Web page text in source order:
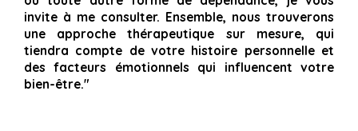
invite à me consulter. Ensemble, nous trouverons
une approche thérapeutique sur mesure, qui
tiendra compte de votre histoire personnelle et
des facteurs émotionnels qui influencent votre
bien-être."